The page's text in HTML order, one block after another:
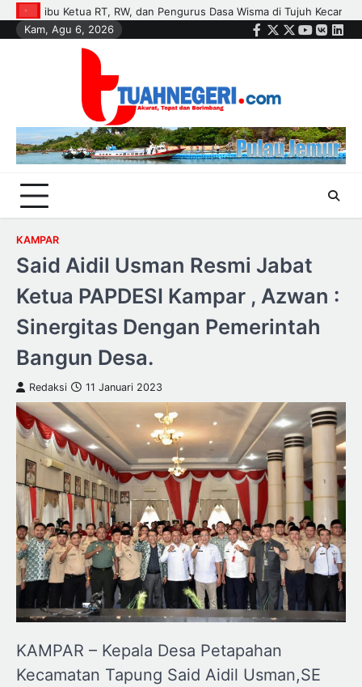
Skip
to
Polisi dan Petani di Kandis Kawal Jagung 12 Hektare,
Kam, Agu 6, 2026
Facebook
Twitter
Instagram
Youtube
VK
KAMPAR
Said Aidil Usman Resmi Jabat
Ketua PAPDESI Kampar , Azwan :
Sinergitas Dengan Pemerintah
Bangun Desa.
Redaksi 11 Januari 2023
KAMPAR – Kepala Desa Petapahan
Kecamatan Tapung Said Aidil Usman,SE